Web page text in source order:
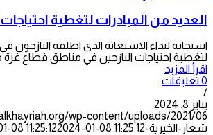
العديد من المبادرات لتغطية
استجابة لنداء الاستغاثة الذي اطلقه النازحون
لتغطية احتياجات النازحين في مناطق قطاع
اقرأ المزيد
0 تعليقات
/
يناير 8, 2024
شعار-الخيرية-300x128.png
08 11:25:122024-01-08 11:25:12